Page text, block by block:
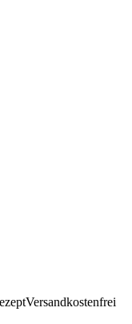
Versandkostenfrei